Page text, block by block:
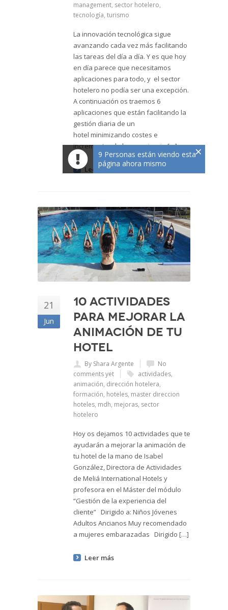
management, sector hotelero,
tecnología, turismo
La innovación tecnológica sigue
avanzando cada vez más facilitando
las tareas del día a día. Y es que hoy
en día parece que necesitamos
aplicaciones para todo, y el sector
hotelero no podía ser una excepción.
A continuación os traemos 6
aplicaciones que están facilitando la
gestión diaria de un
hotel minimizando costes e
incrementando la experiencia […]
Leer más
21
Jun
10 actividades
para mejorar la
animación de tu
hotel
By Shara Argente
No
comments yet
actividades,
animación, dirección hotelera,
formación, hoteles, master direccion
hoteles, mdh, mejoras, sector
hotelero
Hoy os dejamos 10 actividades que te
ayudarán a mejorar la animación de
tu hotel de la mano de Isabel
González, Directora de Actividades
de Meliá International Hotels y
profesora en el Máster del módulo
“Gestión de la experiencia del
cliente” Dirigido a: Niños Jóvenes
Adultos Ancianos Muy recomendado
a mujeres embarazadas Dirigido […]
Leer más
×
9 Personas están viendo esta
página ahora mismo